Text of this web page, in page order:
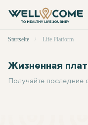
меню
Startseite Life Platform
Жизненная
Получайте последние